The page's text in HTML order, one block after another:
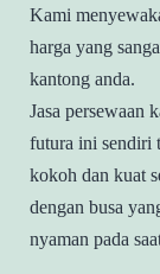
Kami
harga yang
kantong anda.
Jasa persewaan
futura ini sendiri
kokoh dan kuat
dengan busa
nyaman pada